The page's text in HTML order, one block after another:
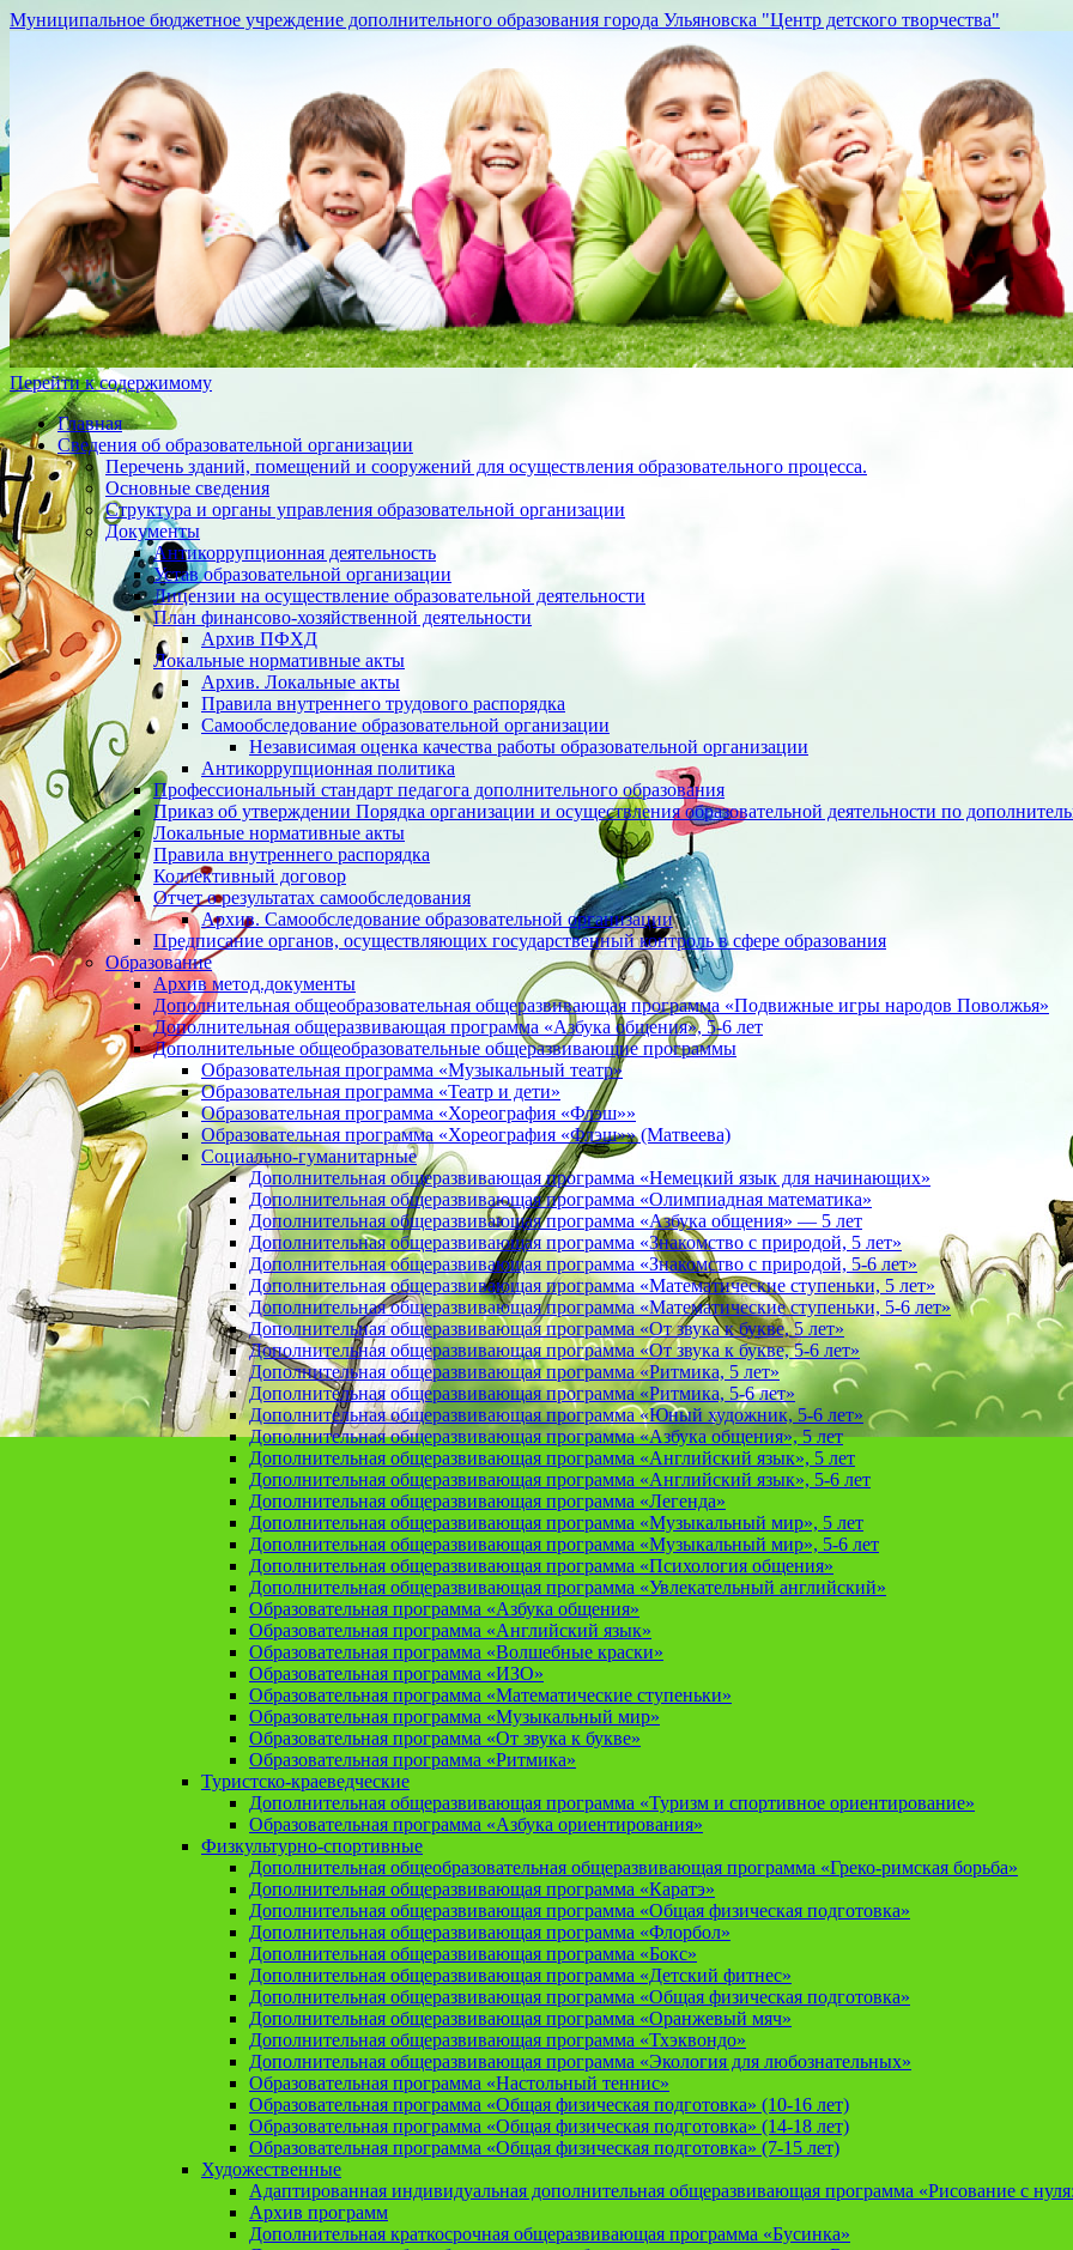
Муниципальное бюджетное учреждение дополнительного образования города Ульяновска "Центр детского творчества"
Перейти к содержимому
Главная
Сведения об образовательной организации
Перечень зданий, помещений и сооружений для осуществления образовательного процесса.
Основные сведения
Структура и органы управления образовательной организации
Документы
Антикоррупционная деятельность
Устав образовательной организации
Лицензии на осуществление образовательной деятельности
План финансово-хозяйственной деятельности
Архив ПФХД
Локальные нормативные акты
Архив. Локальные акты
Правила внутреннего трудового распорядка
Cамообследование образовательной организации
Независимая оценка качества работы образовательной организации
Антикоррупционная политика
Профессиональный стандарт педагога дополнительного образования
Приказ об утверждении Порядка организации и осуществления образовательной деятельности по
Локальные нормативные акты
Правила внутреннего распорядка
Коллективный договор
Отчет о результатах самообследования
Архив. Cамообследование образовательной организации
Предписание органов, осуществляющих государственный контроль в сфере образования
Образование
Архив метод.документы
Дополнительная общеобразовательная общеразвивающая программа «Подвижные игры народов Поволжья»
Дополнительная общеразвивающая программа «Азбука общения», 5-6 лет
Дополнительные общеобразовательные общеразвивающие программы
Образовательная программа «Музыкальный театр»
Образовательная программа «Театр и дети»
Образовательная программа «Хореография «Флэш»»
Образовательная программа «Хореография «Флэш»» (Матвеева)
Социально-гуманитарные
Дополнительная общеразвивающая программа «Немецкий язык для начинающих»
Дополнительная общеразвивающая программа «Олимпиадная математика»
Дополнительная общеразвивающая программа «Азбука общения» — 5 лет
Дополнительная общеразвивающая программа «Знакомство с природой, 5 лет»
Дополнительная общеразвивающая программа «Знакомство с природой, 5-6 лет»
Дополнительная общеразвивающая программа «Математические ступеньки, 5 лет»
Дополнительная общеразвивающая программа «Математические ступеньки, 5-6 лет»
Дополнительная общеразвивающая программа «От звука к букве, 5 лет»
Дополнительная общеразвивающая программа «От звука к букве, 5-6 лет»
Дополнительная общеразвивающая программа «Ритмика, 5 лет»
Дополнительная общеразвивающая программа «Ритмика, 5-6 лет»
Дополнительная общеразвивающая программа «Юный художник, 5-6 лет»
Дополнительная общеразвивающая программа «Азбука общения», 5 лет
Дополнительная общеразвивающая программа «Английский язык», 5 лет
Дополнительная общеразвивающая программа «Английский язык», 5-6 лет
Дополнительная общеразвивающая программа «Легенда»
Дополнительная общеразвивающая программа «Музыкальный мир», 5 лет
Дополнительная общеразвивающая программа «Музыкальный мир», 5-6 лет
Дополнительная общеразвивающая программа «Психология общения»
Дополнительная общеразвивающая программа «Увлекательный английский»
Образовательная программа «Азбука общения»
Образовательная программа «Английский язык»
Образовательная программа «Волшебные краски»
Образовательная программа «ИЗО»
Образовательная программа «Математические ступеньки»
Образовательная программа «Музыкальный мир»
Образовательная программа «От звука к букве»
Образовательная программа «Ритмика»
Туристско-краеведческие
Дополнительная общеразвивающая программа «Туризм и спортивное ориентирование»
Образовательная программа «Азбука ориентирования»
Физкультурно-спортивные
Дополнительная общеобразовательная общеразвивающая программа «Греко-римская борьба»
Дополнительная общеразвивающая программа «Каратэ»
Дополнительная общеразвивающая программа «Общая физическая подготовка»
Дополнительная общеразвивающая программа «Флорбол»
Дополнительная общеразвивающая программа «Бокс»
Дополнительная общеразвивающая программа «Детский фитнес»
Дополнительная общеразвивающая программа «Общая физическая подготовка»
Дополнительная общеразвивающая программа «Оранжевый мяч»
Дополнительная общеразвивающая программа «Тхэквондо»
Дополнительная общеразвивающая программа «Экология для любознательных»
Образовательная программа «Настольный теннис»
Образовательная программа «Общая физическая подготовка» (10-16 лет)
Образовательная программа «Общая физическая подготовка» (14-18 лет)
Образовательная программа «Общая физическая подготовка» (7-15 лет)
Художественные
Адаптированная индивидуальная дополнительная общеразвивающая программа «Рисование с
Архив программ
Дополнительная краткосрочная общеразвивающая программа «Бусинка»